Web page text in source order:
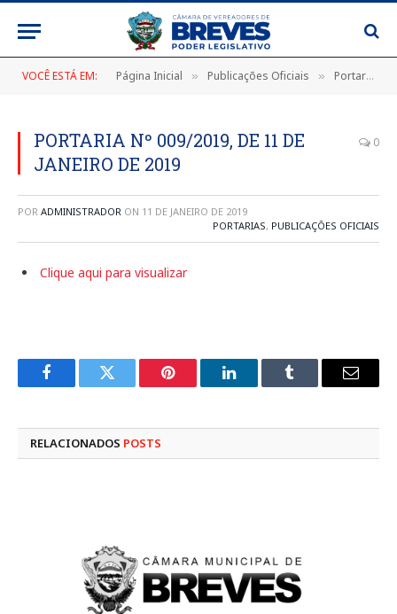
VOCÊ ESTÁ EM: Página Inicial » Publicações Oficiais » Portarias
PORTARIA Nº 009/2019, DE 11 DE
JANEIRO DE 2019
0
POR ADMINISTRADOR ON 11 DE JANEIRO DE 2019
PORTARIAS, PUBLICAÇÕES OFICIAIS
Clique aqui para visualizar
FacebookTwitter Pinterest LinkedInTumblr
E-
RELACIONADOS POSTS